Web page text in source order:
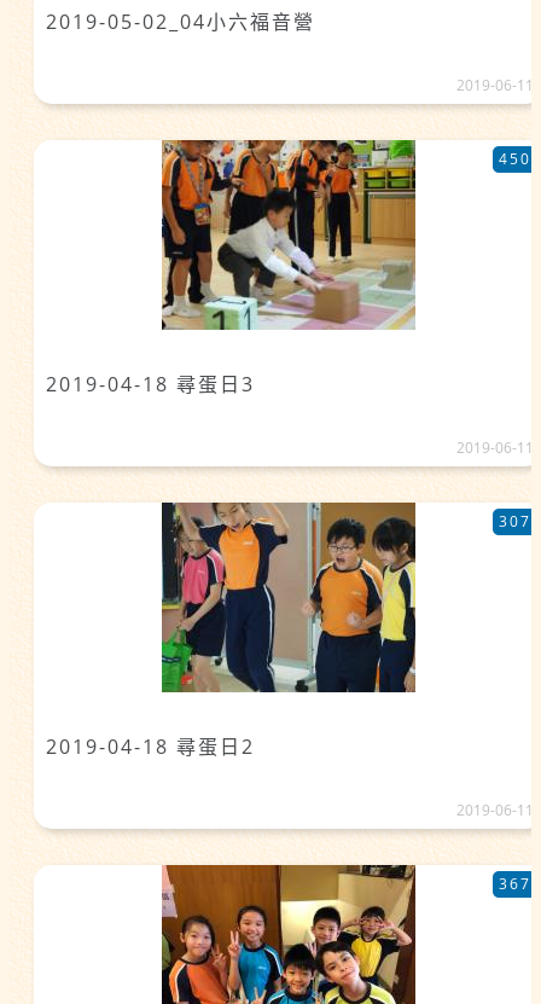
2019-05-02_04小六福音營
2019-06-11
2019-04-18 尋蛋日3
450
2019-06-11
2019-04-18 尋蛋日2
307
2019-06-11
367